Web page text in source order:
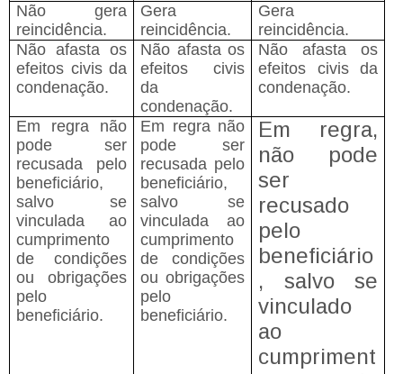
Não gera
reincidência.
Gera
reincidência.
Gera
reincidência.
Não afasta os
efeitos civis da
condenação.
Não afasta os
efeitos civis
da
condenação.
Não afasta os
efeitos civis da
condenação.
Em regra não
pode ser
recusada pelo
beneficiário,
salvo se
vinculada ao
cumprimento
de condições
ou obrigações
pelo
beneficiário.
Em regra não
pode ser
recusada pelo
beneficiário,
salvo se
vinculada ao
cumprimento
de condições
ou obrigações
pelo
beneficiário.
Em regra,
não pode
ser
recusado
pelo
beneficiário
, salvo se
vinculado
ao
cumpriment